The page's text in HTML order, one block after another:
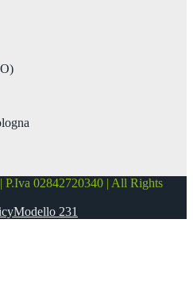
02842720340 | All Rights
Modello 231